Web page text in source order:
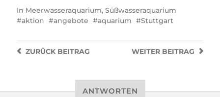
In Meerwasseraquarium, Süßwasseraquarium
aktion
angebote aquarium Stuttgart
WEITER BEITRAG
ZURÜCKBEITRAG
ANTWORTEN